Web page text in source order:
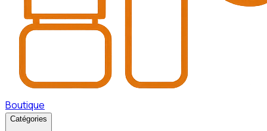
Boutique
Catégories